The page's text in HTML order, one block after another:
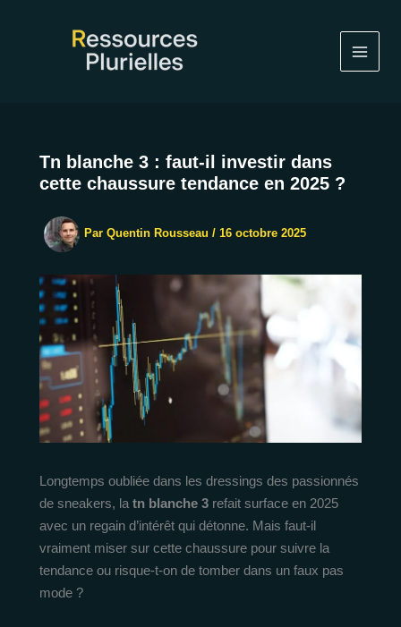
Tn blanche 3 : faut-il investir dans
cette chaussure tendance en 2025 ?
Par Quentin Rousseau / 16 octobre 2025
Longtemps oubliée dans les dressings des passionnés
de sneakers, la tn blanche 3 refait surface en 2025
avec un regain d’intérêt qui détonne. Mais faut-il
vraiment miser sur cette chaussure pour suivre la
tendance ou risque-t-on de tomber dans un faux pas
mode ?